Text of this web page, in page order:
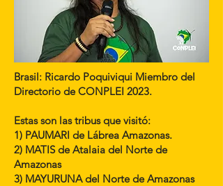
Brasil: Ricardo Poquiviqui Miembro del
Directorio de CONPLEI 2023.
Estas son las tribus que visitó:
1) PAUMARI de Lábrea Amazonas.
2) MATIS de Atalaia del Norte de
Amazonas
3) MAYURUNA del Norte de Amazonas